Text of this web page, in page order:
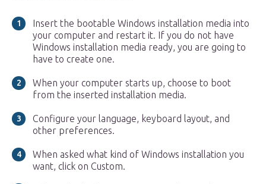
Insert the bootable Windows installation media into
your computer and restart it. If you do not have
Windows installation media ready, you are going to
have to create one.
When your computer starts up, choose to boot
from the inserted installation media.
Configure your language, keyboard layout, and
other preferences.
When asked what kind of Windows installation you
want, click on Custom.